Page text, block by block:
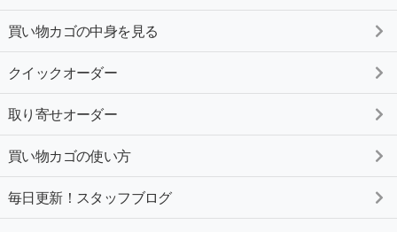
買い物カゴの中身を見る
クイックオーダー
取り寄せオーダー
買い物カゴの使い方
毎日更新！スタッフブログ